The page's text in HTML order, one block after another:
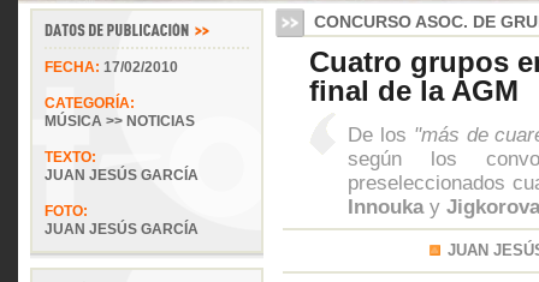
FECHA: 17/02/2010
CATEGORÍA:
MÚSICA >> NOTICIAS
TEXTO:
JUAN JESÚS GARCÍA
FOTO:
JUAN JESÚS GARCÍA
CONCURSO ASOC. DE
Cuatro grupos
final de la AGM
De los "más de
según los
preseleccionados
Innoukay Jigkorova
JUAN